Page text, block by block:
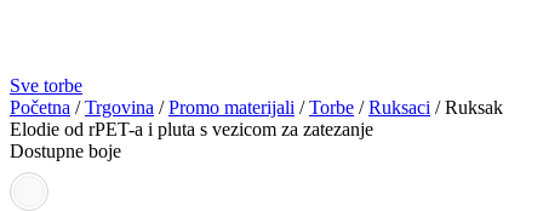
Sve torbe
Početna /Trgovina /Promo materijali /Torbe /Ruksaci / Ruksak
Elodie od rPET-a i pluta s vezicom za zatezanje
Dostupne boje